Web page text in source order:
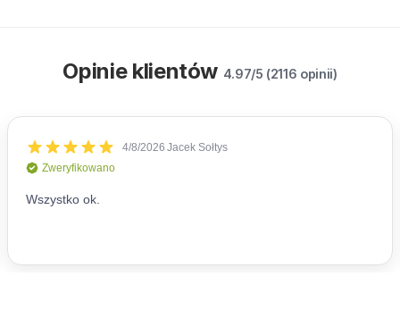
Opinie klientów 4.97/5 (2116 opinii)